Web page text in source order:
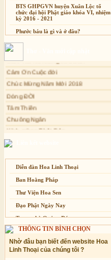
BTS GHPGVN huyện Xuân Lộc tổ
chức đại hội Phật giáo khóa VI, nhiệm
kỳ 2016 - 2021
Phước báu là gì và ở đâu?
Sự thương-ghét của con người
Cải đạo: Nguyên nhân & giải pháp
Nỗi lòng của các bệnh nhân nghèo
An Giang: Tịnh thất Quy Nguyên
phát quà từ thiện tại xã Cư Yang
dành cho Người bận rộn
Xuân Thi
Cảm Tác Nỗi Lòng Lưu Dân
Cảm Ơn Cuộc đời
Chúc Mừng Năm Mới 2018
Dòng ĐỜI
Tâm Thiền
Chuông Ngân
Kính mừng Phật Đản
Anh không chết đâu em
Kiếp này
Diễn đàn Hoa Linh Thoại
Ban Hoằng Pháp
Thư Viện Hoa Sen
Đạo Phật Ngày Nay
Trang nhà Quảng Đức
Báo Giác Ngộ
Vesak 2014
THÔNG TIN BÌNH CHỌN
Nhờ đâu bạn biết đến website Hoa
Linh Thoại của chúng tôi ?